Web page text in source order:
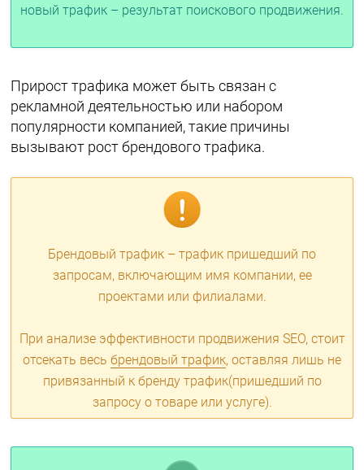
новый трафик – результат поискового продвижения.
Прирост трафика может быть связан с
рекламной деятельностью или набором
популярности компанией, такие причины
вызывают рост брендового трафика.
Брендовый трафик – трафик пришедший по
запросам, включающим имя компании, ее
проектами или филиалами.
При анализе эффективности продвижения SEO, стоит
отсекать весь брендовый трафик, оставляя лишь не
привязанный к бренду трафик(пришедший по
запросу о товаре или услуге).